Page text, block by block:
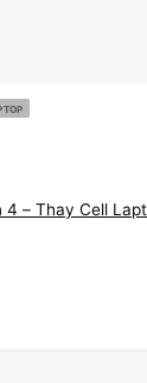
4 – Thay Cell